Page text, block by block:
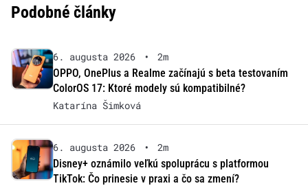
Podobné články
6. augusta 2026 •
2m
OPPO, OnePlus a Realme začínajú s beta testovaním
ColorOS 17: Ktoré modely sú kompatibilné?
Katarína Šimková
6. augusta 2026 •
2m
Disney+ oznámilo veľkú spoluprácu s platformou
TikTok: Čo prinesie v praxi a čo sa zmení?